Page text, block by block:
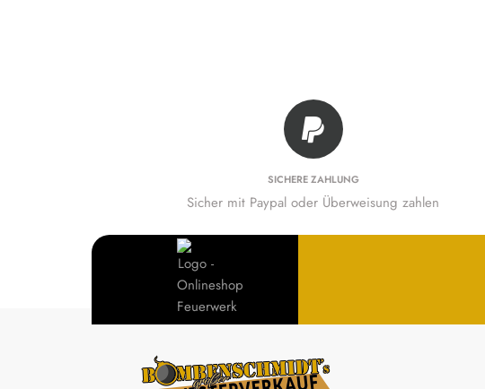
SICHERE ZAHLUNG
Sicher mit Paypal oder Überweisung zahlen